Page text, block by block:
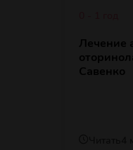
Лечение
Савенко